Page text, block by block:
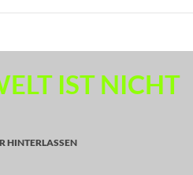
IST NICHT
HINTERLASSEN